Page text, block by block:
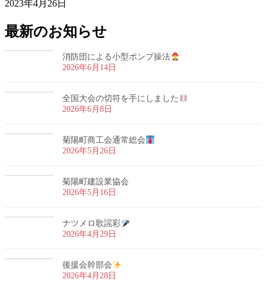
2023年4月26日
最新のお知らせ
消防団による小型ポンプ操法
2026年6月14日
全国大会の切符を手にしました
2026年6月8日
菊陽町商工会通常総会
2026年5月26日
菊陽町建設業協会
2026年5月16日
ナツメロ歌謡彩
2026年4月29日
後援会幹部会
2026年4月28日